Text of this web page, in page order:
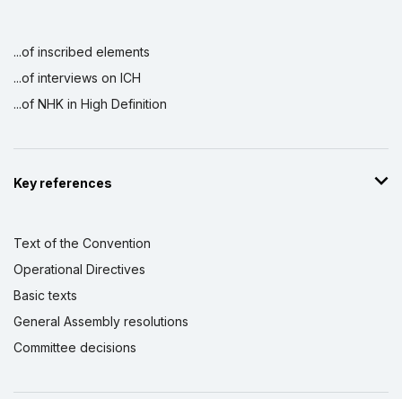
...of inscribed elements
...of interviews on ICH
...of NHK in High Definition
Key references
Text of the Convention
Operational Directives
Basic texts
General Assembly resolutions
Committee decisions